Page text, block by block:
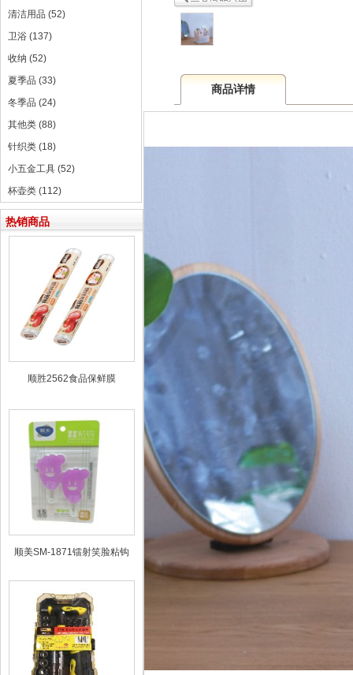
清洁用品 (52)
卫浴 (137)
收纳 (52)
夏季品 (33)
冬季品 (24)
其他类 (88)
针织类 (18)
小五金工具 (52)
杯壶类 (112)
热销商品
顺胜2562食品保鲜膜
顺美SM-1871镭射笑脸粘钩
商品详情